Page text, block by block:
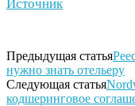
Предыдущая статья
нужно знать отельеру
Следующая статья
кодшеринговое